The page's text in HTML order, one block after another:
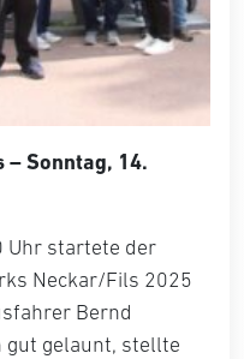
Sonntag, 14.
Uhr startete der
Neckar/Fils 2025
Bernd
gut gelaunt, stellte